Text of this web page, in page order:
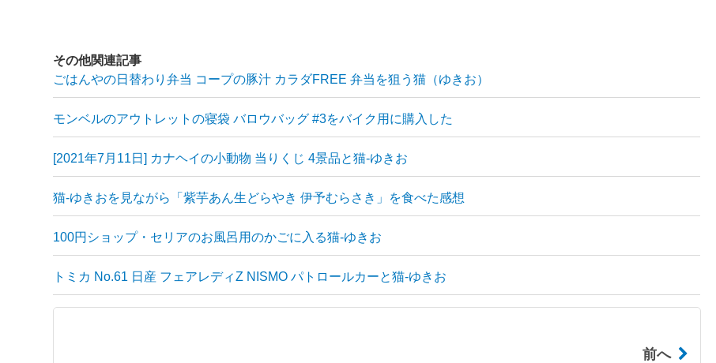
その他関連記事
ごはんやの日替わり弁当 コープの豚汁 カラダFREE 弁当を狙う猫（ゆきお）
モンベルのアウトレットの寝袋 バロウバッグ #3をバイク用に購入した
[2021年7月11日] カナヘイの小動物 当りくじ 4景品と猫-ゆきお
猫-ゆきおを見ながら「紫芋あん生どらやき 伊予むらさき」を食べた感想
100円ショップ・セリアのお風呂用のかごに入る猫-ゆきお
トミカ No.61 日産 フェアレディZ NISMO パトロールカーと猫-ゆきお
前へ